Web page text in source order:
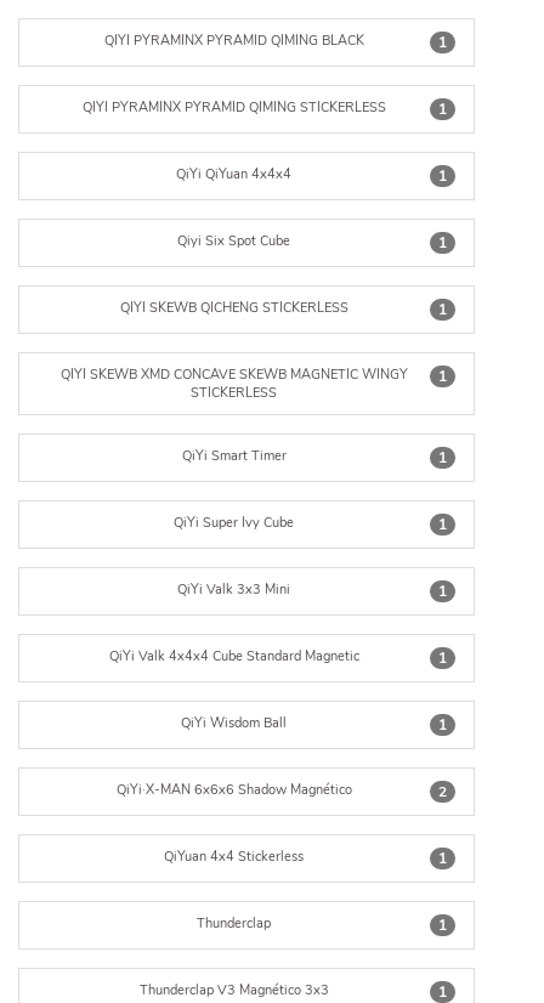
1
QIYI PYRAMINX PYRAMID QIMING BLACK
1
QIYI PYRAMINX PYRAMID QIMING STICKERLESS
1
QiYi QiYuan 4x4x4
1
Qiyi Six Spot Cube
1
QIYI SKEWB QICHENG STICKERLESS
1
QIYI SKEWB XMD CONCAVE SKEWB MAGNETIC WINGY
STICKERLESS
1
QiYi Smart Timer
1
QiYi Super Ivy Cube
1
QiYi Valk 3x3 Mini
1
QiYi Valk 4x4x4 Cube Standard Magnetic
1
QiYi Wisdom Ball
2
QiYi·X-MAN 6x6x6 Shadow Magnético
1
QiYuan 4x4 Stickerless
1
Thunderclap
1
Thunderclap V3 Magnético 3x3